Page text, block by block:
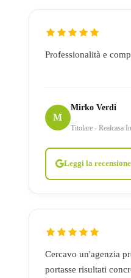
Professionalità e
M
Mirko Verdi
Titolare - Realcasa
Leggi la
Cercavo un'agenzia
portasse risultati